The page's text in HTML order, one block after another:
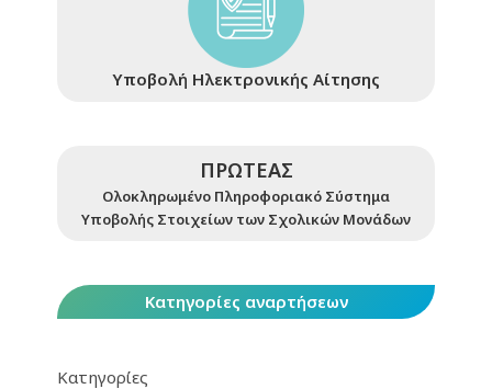
Υποβολή Ηλεκτρονικής Αίτησης
ΠΡΩΤΕΑΣ
Ολοκληρωμένο Πληροφοριακό Σύστημα
Υποβολής Στοιχείων των Σχολικών Μονάδων
Κατηγορίες αναρτήσεων
Κατηγορίες